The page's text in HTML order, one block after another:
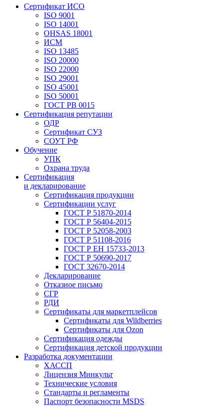
Сертификат ИСО
ISO 9001
ISO 14001
OHSAS 18001
ИСМ
ISO 13485
ISO 20000
ISO 22000
ISO 29001
ISO 45001
ISO 50001
ГОСТ РВ 0015
Сертификация репутации
ОДР
Сертификат СУЗ
СОУТ РФ
Обучение
УПК
Охрана труда
Сертификация
и декларирование
Сертификация продукции
Сертификации услуг
ГОСТ Р 51870-2014
ГОСТ Р 56404-2015
ГОСТ Р 52058-2003
ГОСТ Р 51108-2016
ГОСТ Р ЕН 15733-2013
ГОСТ Р 50690-2017
ГОСТ 32670-2014
Декларирование
Отказное письмо
СГР
РДИ
Сертификаты для маркетплейсов
Сертификаты для Wildberries
Сертификаты для Ozon
Сертификация одежды
Сертификация детской продукции
Разработка документации
ХАССП
Лицензия Минкульт
Технические условия
Стандарты и регламенты
Паспорт безопасности MSDS